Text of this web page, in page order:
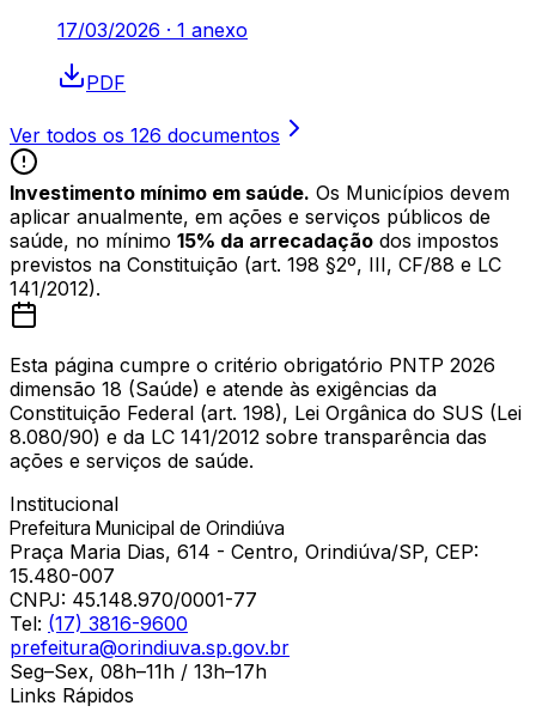
17/03/2026 · 1 anexo
PDF
Ver todos os 126 documentos
Investimento mínimo em saúde. Os Municípios devem
aplicar anualmente, em ações e serviços públicos de
saúde, no mínimo 15% da arrecadação dos impostos
previstos na Constituição (art. 198 §2º, III, CF/88 e LC
141/2012).
Esta página cumpre o critério obrigatório PNTP 2026
dimensão 18 (Saúde) e atende às exigências da
Constituição Federal (art. 198), Lei Orgânica do SUS (Lei
8.080/90) e da LC 141/2012 sobre transparência das
ações e serviços de saúde.
Institucional
Prefeitura Municipal de Orindiúva
Praça Maria Dias, 614 - Centro, Orindiúva/SP, CEP:
15.480-007
CNPJ: 45.148.970/0001-77
Tel: (17) 3816-9600
prefeitura@orindiuva.sp.gov.br
Seg–Sex, 08h–11h / 13h–17h
Links Rápidos